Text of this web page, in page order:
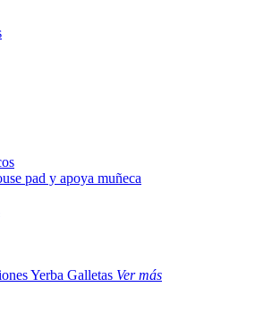
pad y apoya muñeca
Yerba Galletas Ver más